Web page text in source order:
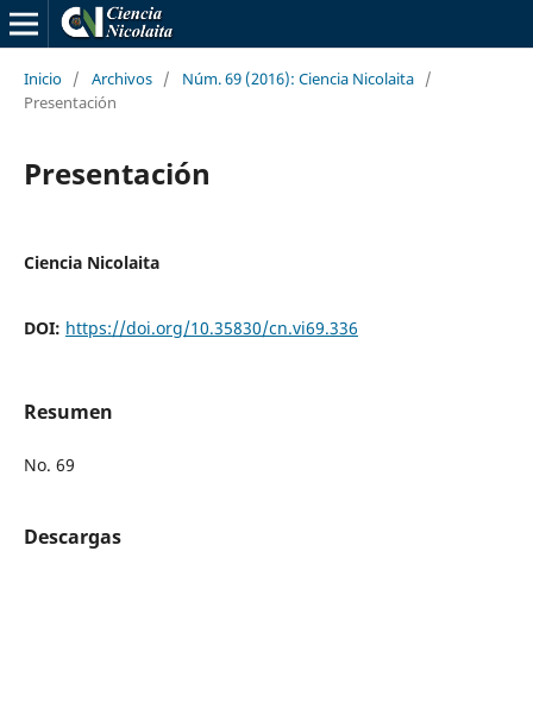
Inicio / Archivos / Núm. 69 (2016): Ciencia Nicolaita /
Presentación
Presentación
Ciencia Nicolaita
DOI: https://doi.org/10.35830/cn.vi69.336
Resumen
No. 69
Descargas